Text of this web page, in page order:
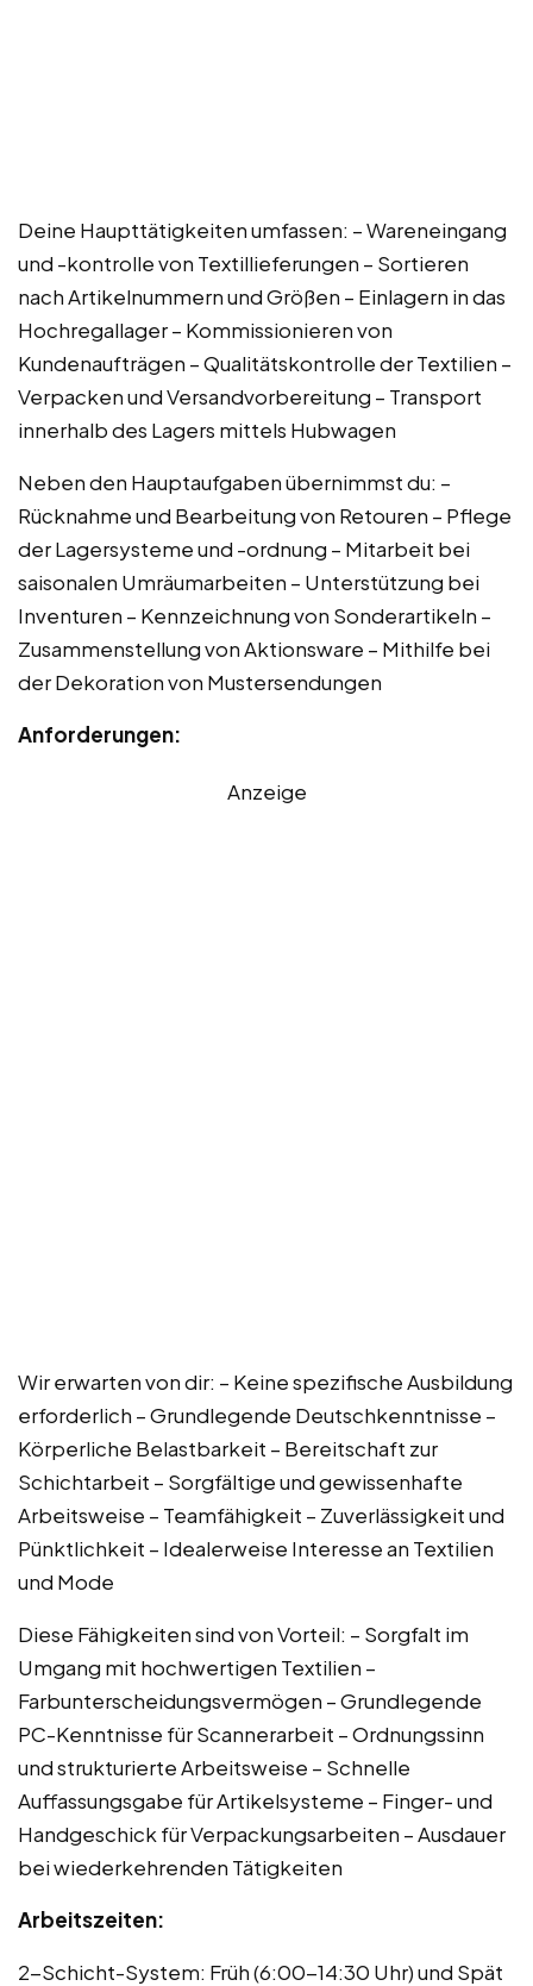
Deine Haupttätigkeiten umfassen: – Wareneingang
und -kontrolle von Textillieferungen – Sortieren
nach Artikelnummern und Größen – Einlagern in das
Hochregallager – Kommissionieren von
Kundenaufträgen – Qualitätskontrolle der Textilien –
Verpacken und Versandvorbereitung – Transport
innerhalb des Lagers mittels Hubwagen
Neben den Hauptaufgaben übernimmst du: –
Rücknahme und Bearbeitung von Retouren – Pflege
der Lagersysteme und -ordnung – Mitarbeit bei
saisonalen Umräumarbeiten – Unterstützung bei
Inventuren – Kennzeichnung von Sonderartikeln –
Zusammenstellung von Aktionsware – Mithilfe bei
der Dekoration von Mustersendungen
Anforderungen:
Anzeige
Wir erwarten von dir: – Keine spezifische Ausbildung
erforderlich – Grundlegende Deutschkenntnisse –
Körperliche Belastbarkeit – Bereitschaft zur
Schichtarbeit – Sorgfältige und gewissenhafte
Arbeitsweise – Teamfähigkeit – Zuverlässigkeit und
Pünktlichkeit – Idealerweise Interesse an Textilien
und Mode
Diese Fähigkeiten sind von Vorteil: – Sorgfalt im
Umgang mit hochwertigen Textilien –
Farbunterscheidungsvermögen – Grundlegende
PC-Kenntnisse für Scannerarbeit – Ordnungssinn
und strukturierte Arbeitsweise – Schnelle
Auffassungsgabe für Artikelsysteme – Finger- und
Handgeschick für Verpackungsarbeiten – Ausdauer
bei wiederkehrenden Tätigkeiten
Arbeitszeiten:
2-Schicht-System: Früh (6:00-14:30 Uhr) und Spät